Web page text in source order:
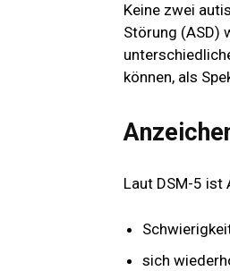
Keine zwei
Störung (ASD)
können, als
Laut DSM-5 ist
sich